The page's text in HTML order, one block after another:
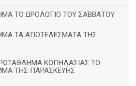
ΤΟ ΩΡΟΛΟΓΙΟ ΤΟΥ ΣΑΒΒΑΤΟΥ
ΤΑ ΑΠΟΤΕΛΕΣΜΑΤΑ ΤΗΣ
ΚΩΠΗΛΑΣΙΑΣ ΤΟ
ΤΗΣ ΠΑΡΑΣΚΕΥΗΣ